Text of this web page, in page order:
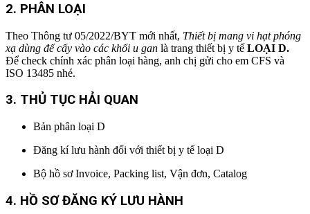
2. PHÂN LOẠI
Theo Thông tư 05/2022/BYT mới nhất, Thiết bị mang vi hạt phóng
xạ dùng để cấy vào các khối u gan là trang thiết bị y tế LOẠI D.
Để check chính xác phân loại hàng, anh chị gửi cho em CFS và
ISO 13485 nhé.
3. THỦ TỤC HẢI QUAN
Bản phân loại D
Đăng kí lưu hành đối với thiết bị y tế loại D
Bộ hồ sơ Invoice, Packing list, Vận đơn, Catalog
4. HỒ SƠ ĐĂNG KÝ LƯU HÀNH